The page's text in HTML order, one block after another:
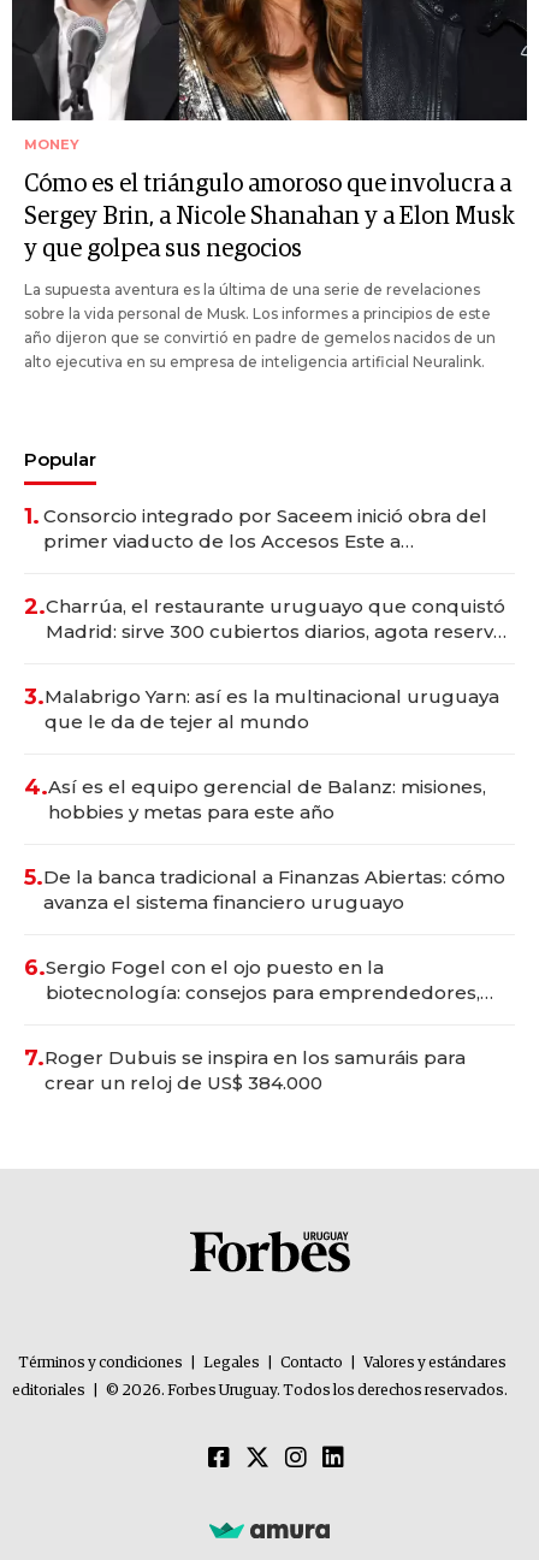
MONEY
Cómo es el triángulo amoroso que involucra a
Sergey Brin, a Nicole Shanahan y a Elon Musk
y que golpea sus negocios
La supuesta aventura es la última de una serie de revelaciones
sobre la vida personal de Musk. Los informes a principios de este
año dijeron que se convirtió en padre de gemelos nacidos de un
alto ejecutiva en su empresa de inteligencia artificial Neuralink.
Popular
1. Consorcio integrado por Saceem inició obra del
primer viaducto de los Accesos Este a
2.Charrúa, el restaurante uruguayo que conquistó
Madrid: sirve 300 cubiertos diarios, agota reservas
3.Malabrigo Yarn: así es la multinacional uruguaya
que le da de tejer al mundo
4.Así es el equipo gerencial de Balanz: misiones,
hobbies y metas para este año
5.De la banca tradicional a Finanzas Abiertas: cómo
avanza el sistema financiero uruguayo
6.Sergio Fogel con el ojo puesto en la
biotecnología: consejos para emprendedores,
7.Roger Dubuis se inspira en los samuráis para
crear un reloj de US$ 384.000
Términos y condiciones Legales Contacto
Valores y estándares
editoriales
© 2026. Forbes Uruguay. Todos los derechos reservados.